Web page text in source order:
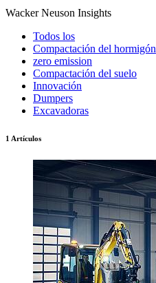
Wacker Neuson Insights
Todos los
Compactación del hormigón
zero emission
Compactación del suelo
Innovación
Dumpers
Excavadoras
1 Artículos